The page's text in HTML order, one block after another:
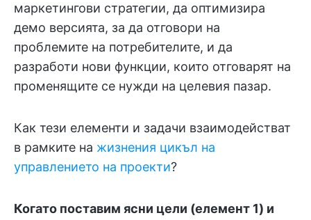
маркетингови стратегии, да оптимизира
демо версията, за да отговори на
проблемите на потребителите, и да
разработи нови функции, които отговарят на
променящите се нужди на целевия пазар.
Как тези елементи и задачи взаимодействат
в рамките на жизнения цикъл на
управлението на проекти?
Когато поставим ясни цели (елемент 1) и